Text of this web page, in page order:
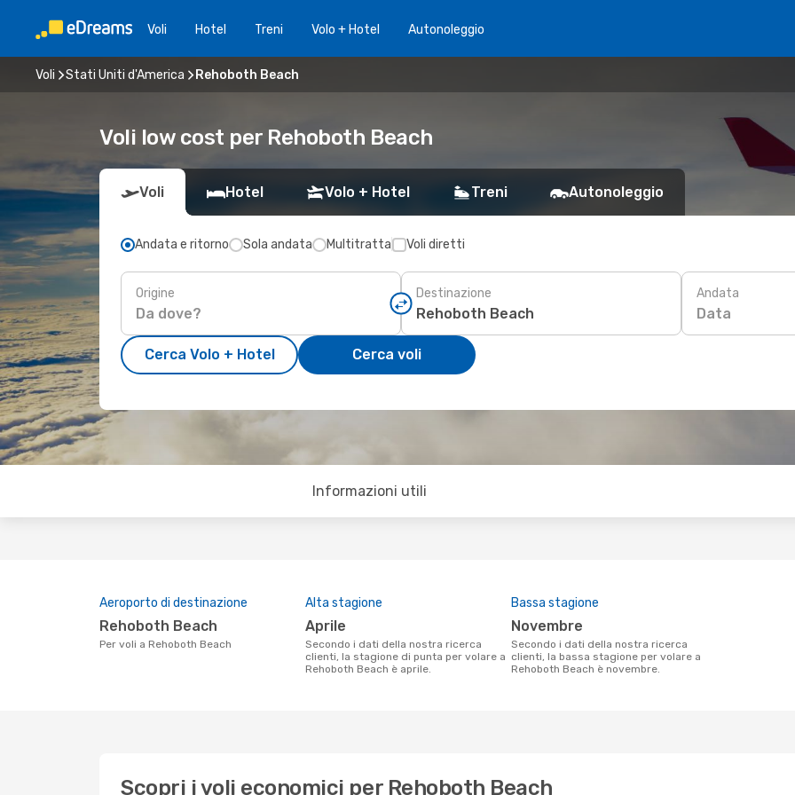
Voli Hotel Treni Volo + Hotel Autonoleggio
Voli Stati Uniti d'America Rehoboth Beach
Voli low cost per Rehoboth Beach
Voli Hotel Volo + Hotel Treni Autonoleggio
Andata e ritorno Sola andata Multitratta Voli diretti
Origine Destinazione Andata
Data
Cerca Volo + Hotel Cerca voli
Informazioni utili
Aeroporto di destinazione
Rehoboth Beach
Per voli a Rehoboth Beach
Alta stagione
aprile
Secondo i dati della nostra ricerca
clienti, la stagione di punta per volare a
Rehoboth Beach è aprile.
Bassa stagione
novembre
Secondo i dati della nostra ricerca
clienti, la bassa stagione per volare a
Rehoboth Beach è novembre.
Scopri i voli economici per Rehoboth Beach